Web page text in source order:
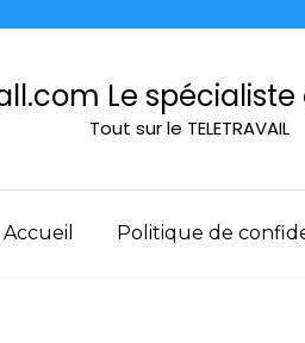
Le spécialiste
Tout sur le TELETRAVAIL
Accueil Politique de